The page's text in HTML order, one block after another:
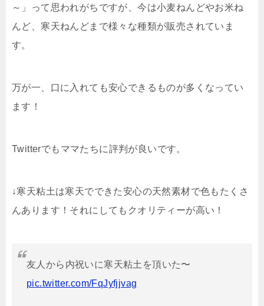
～」って思われがちですが、今は小麦ねんどやお米ね
んど、寒天ねんどまで様々な種類が販売されていま
す。
万が一、口に入れても安心できるものが多くなってい
ます！
Twitterでもママたちに評判が良いです。
↓寒天粘土は寒天でできた安心の天然素材で色もたくさ
んあります！それにしてもクオリティーが高い！
友人から内祝いに寒天粘土を頂いた〜
pic.twitter.com/FqJyfjjvag